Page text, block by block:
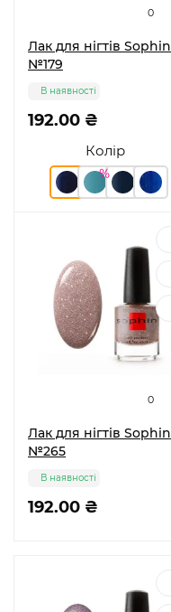
0
Лак для нігтів Sophin
№179
Колір
192.00 ₴
В наявності
0
Лак для нігтів Sophin
№265
192.00 ₴
В наявності